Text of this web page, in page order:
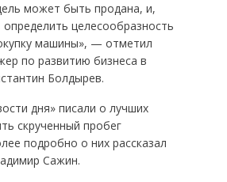
может быть продана, и,
целесообразность
машины», — отметил
по развитию бизнеса в
Болдырев.
дня» писали о лучших
скрученный пробег
подробно о них рассказал
Сажин.